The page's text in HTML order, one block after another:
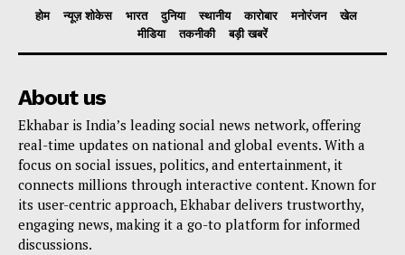
होम न्यूज़ शोकेस भारत दुनिया स्थानीय कारोबार मनोरंजन
खेल
मीडिया
तकनीकी बड़ी खबरें
About us
Ekhabar is India’s leading social news network, offering
real-time updates on national and global events. With a
focus on social issues, politics, and entertainment, it
connects millions through interactive content. Known for
its user-centric approach, Ekhabar delivers trustworthy,
engaging news, making it a go-to platform for informed
discussions.